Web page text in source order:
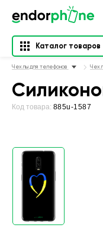
Каталог товаров
Чехлы для телефонов
Код товара: 885u-1587